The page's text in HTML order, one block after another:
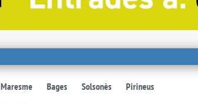
Maresme Bages Solsonès Pirineus